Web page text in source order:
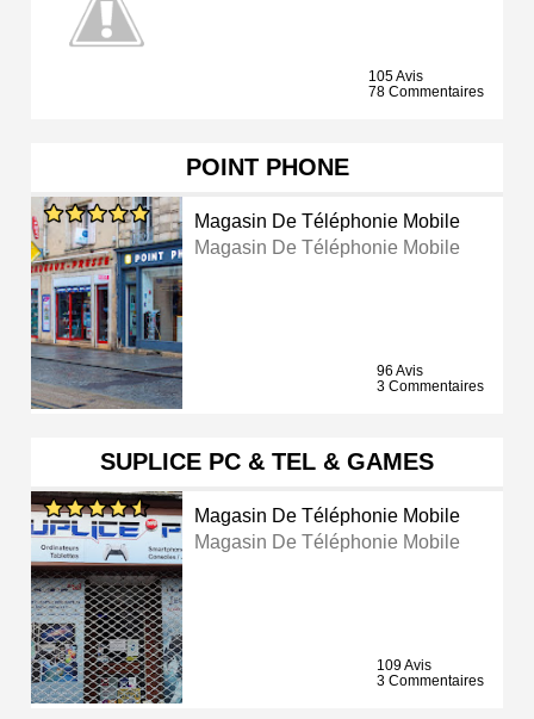
105 Avis
78 Commentaires
POINT PHONE
Magasin De Téléphonie Mobile
Magasin De Téléphonie Mobile
96 Avis
3 Commentaires
SUPLICE PC & TEL & GAMES
Magasin De Téléphonie Mobile
Magasin De Téléphonie Mobile
109 Avis
3 Commentaires